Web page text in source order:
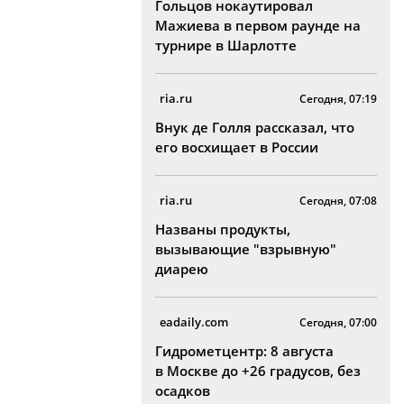
Гольцов нокаутировал
Мажиева в первом раунде на
турнире в Шарлотте
ria.ru Сегодня, 07:19
Внук де Голля рассказал, что
его восхищает в России
ria.ru Сегодня, 07:08
Названы продукты,
вызывающие "взрывную"
диарею
eadaily.com Сегодня, 07:00
Гидрометцентр: 8 августа
в Москве до +26 градусов, без
осадков